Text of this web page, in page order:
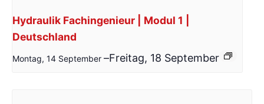
Hydraulik Fachingenieur | Modul 1 |
Deutschland
Montag, 14 September –Freitag, 18 September